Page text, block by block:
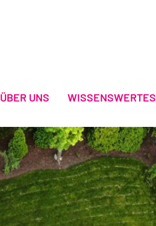
ÜBER UNS WISSENSWERTES